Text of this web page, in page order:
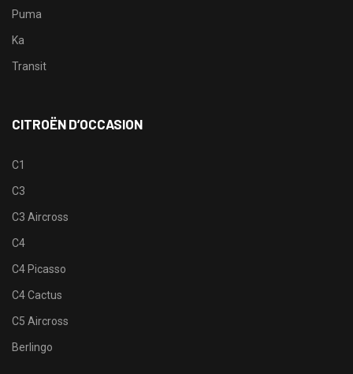
Puma
Ka
Transit
CITROËN D’OCCASION
C1
C3
C3 Aircross
C4
C4 Picasso
C4 Cactus
C5 Aircross
Berlingo